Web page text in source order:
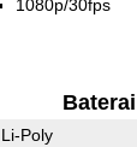
1080p/30fps
Baterai
Li-Poly